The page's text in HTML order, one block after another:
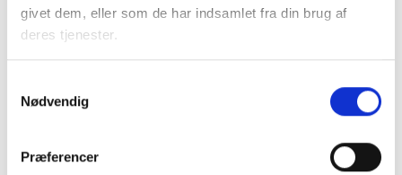
givet dem, eller som de har indsamlet fra din brug af
deres tjenester.
Nødvendig
Præferencer
Formand: Vinie Hansen (næstformand BL)